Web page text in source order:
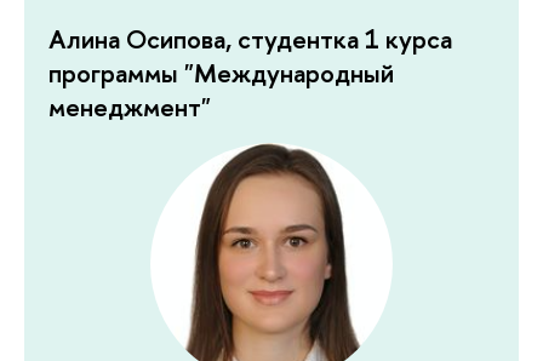
Алина Осипова, студентка 1 курса
программы "Международный
менеджмент"